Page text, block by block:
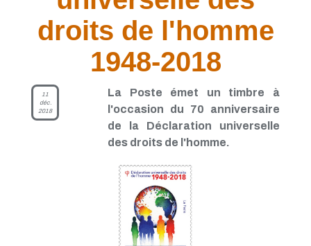
TP - Juin 2021
TP - Avril 2021
TP - Février 2021
TP - Janvier 2021
TP - Octobre 2020
TP - Septembre 2020
TP - Août 2020
TP - Juillet 2020
TP - Mai 2020
TP - Avril 2020
TP - Mars 2020
TP - Février 2020
TP - Janvier 2020
TP - Décembre 2019
droits de l'homme
1948-2018
11
déc.
2018
La Poste émet un timbre à
l'occasion du 70 anniversaire
de la Déclaration universelle
des droits de l'homme.